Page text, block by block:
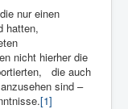
nur einen
hatten,
nicht hierher die
die auch
sind –
[1]